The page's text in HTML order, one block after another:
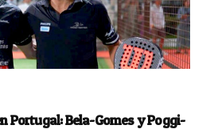
Portugal: Bela-Gomes y Poggi-